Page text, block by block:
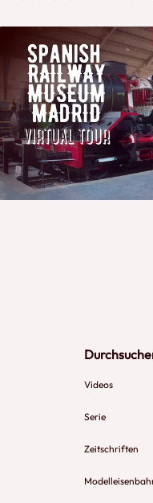
Videos
Serie
Zeitschriften